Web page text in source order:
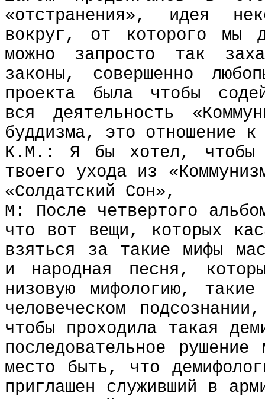
«отстранения», идея
вокруг, от которого мы
можно запросто так
законы, совершенно
проекта была чтобы
вся деятельность
буддизма, это отношение
К.М.: Я бы хотел, чтобы
твоего ухода из
«Солдатский Сон»,
М: После четвертого
что вот вещи, которых
взяться за такие мифы
и народная песня,
низовую мифологию,
человеческом
чтобы проходила такая
последовательное
место быть, что
приглашен служивший в